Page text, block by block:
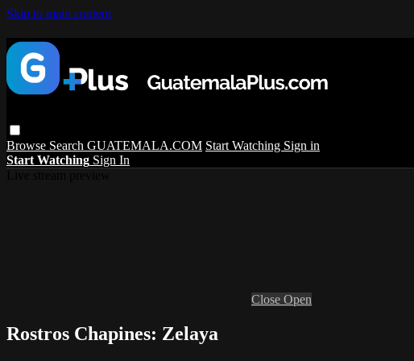
Skip to main content
Browse Search GUATEMALA.COM Start Watching Sign in
Start Watching Sign In
Close Open
Rostros Chapines: Zelaya